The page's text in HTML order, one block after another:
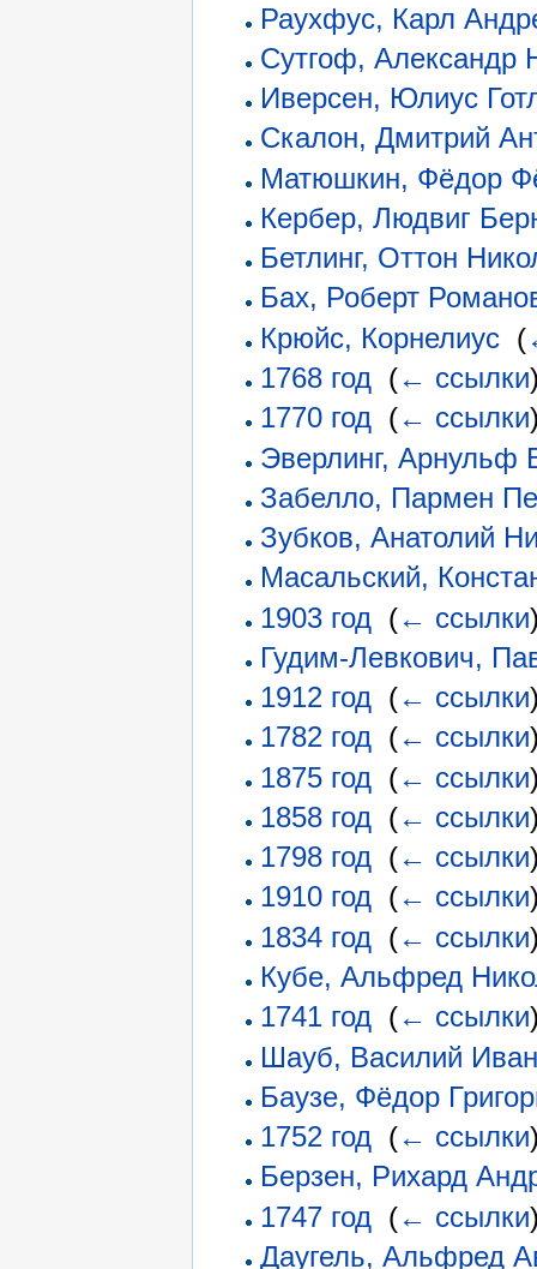
Раухфус, Карл
Сутгоф, Александр
Иверсен, Юлиус
Скалон, Дмитрий
Матюшкин, Фёдор
Кербер, Людвиг
Бетлинг, Оттон
Бах, Роберт
Крюйс, Корнелиус‎ (
1768 год‎ (← ссылки
1770 год‎ (← ссылки
Эверлинг, Арнульф
Забелло, Пармен
Зубков, Анатолий
Масальский,
1903 год‎ (← ссылки
Гудим-Левкович,
1912 год‎ (← ссылки
1782 год‎ (← ссылки
1875 год‎ (← ссылки
1858 год‎ (← ссылки
1798 год‎ (← ссылки
1910 год‎ (← ссылки
1834 год‎ (← ссылки
Кубе, Альфред
1741 год‎ (← ссылки
Шауб, Василий
Баузе, Фёдор
1752 год‎ (← ссылки
Берзен, Рихард
1747 год‎ (← ссылки
Даугель, Альфред